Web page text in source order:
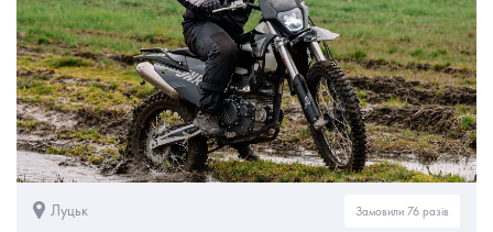
Луцьк Замовили 76 разів